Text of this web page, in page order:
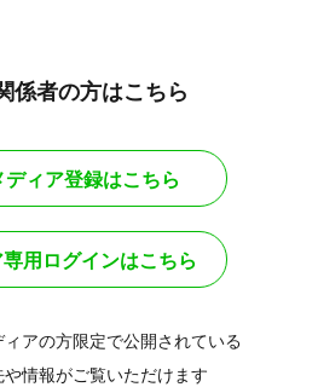
係者の方はこちら
ディア登録はこちら
用ログインはこちら
アの方限定で公開されている
情報がご覧いただけます